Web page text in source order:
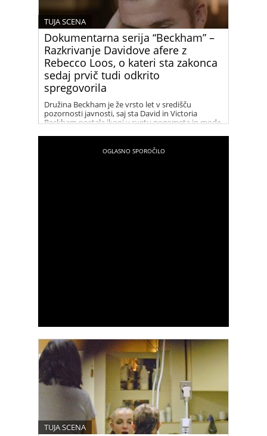
Dokumentarna serija “Beckham” –
Razkrivanje Davidove afere z
Rebecco Loos, o kateri sta zakonca
sedaj prvič tudi odkrito
spregovorila
TUJA SCENA
Družina Beckham je že vrsto let v središču
pozornosti javnosti, saj sta David in Victoria
Beckham postala ikoni v svetu nogometa in mode.
in špekulacije vse pogosteje zajeli tudi dogodki iz
TUJA SCENA